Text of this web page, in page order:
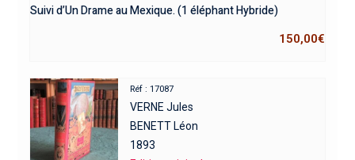
Suivi d’Un Drame au Mexique. (1 éléphant Hybride)
150,00€
Réf : 17087
VERNE Jules
BENETT Léon
1893